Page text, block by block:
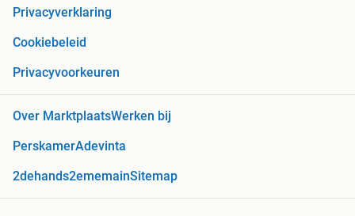
Privacyverklaring
Cookiebeleid
Privacyvoorkeuren
Over MarktplaatsWerken bij
PerskamerAdevinta
2dehands2ememainSitemap